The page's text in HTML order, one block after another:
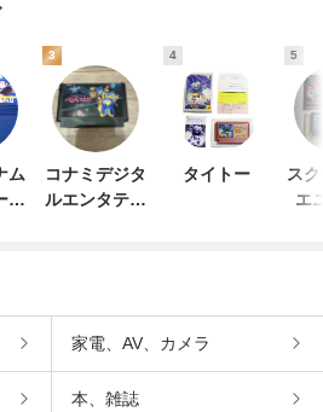
ム
テ
3
コナミデジタ
ルエンタテイ
4
タイトー
5
ス
エ
家電、AV、カメラ
本、雑誌